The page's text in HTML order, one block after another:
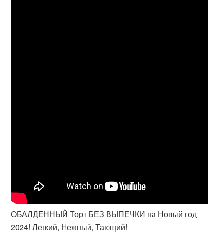
ОБАЛДЕННЫЙ Торт БЕЗ ВЫПЕЧКИ на Новый год
2024! Легкий, Нежный, Тающий!